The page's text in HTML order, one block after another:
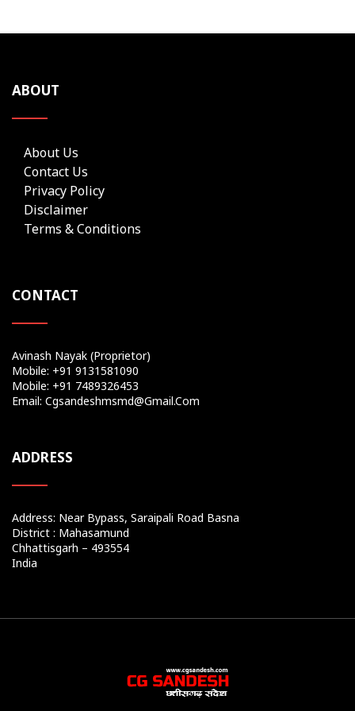
ABOUT
About Us
Contact Us
Privacy Policy
Disclaimer
Terms & Conditions
CONTACT
Avinash Nayak (Proprietor)
Mobile: +91 9131581090
Mobile: +91 7489326453
Email: Cgsandeshmsmd@gmail.com
ADDRESS
Address: Near Bypass, Saraipali Road Basna
District : Mahasamund
Chhattisgarh – 493554
India